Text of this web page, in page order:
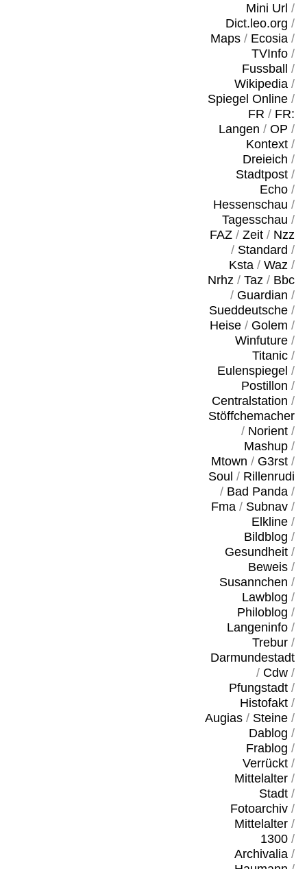
Mini Url /
Dict.leo.org /
Maps/ Ecosia/
TVInfo/
Fussball
/
Wikipedia/
Spiegel Online/
FR / FR:
Langen / OP /
Kontext/
Dreieich /
Stadtpost/
Echo/
Hessenschau /
Tagesschau /
FAZ/ Zeit/ Nzz
/ Standard /
Ksta/ Waz/
Nrhz/ Taz/ Bbc
/ Guardian /
Sueddeutsche/
Heise/ Golem /
Winfuture/
Titanic/
Eulenspiegel /
Postillon /
Centralstation /
Stöffchemacher
/ Norient/
Mashup/
Mtown / G3rst/
Soul / Rillenrudi
/ Bad Panda/
Fma/ Subnav/
Elkline/
Bildblog /
Gesundheit/
Beweis/
Susannchen /
Lawblog /
Philoblog /
Langeninfo/
Trebur/
Darmundestadt
/ Cdw/
Pfungstadt/
Histofakt/
Augias/ Steine/
Dablog /
Frablog /
Verrückt/
Mittelalter/
Stadt/
Fotoarchiv/
Mittelalter/
1300/
Archivalia/